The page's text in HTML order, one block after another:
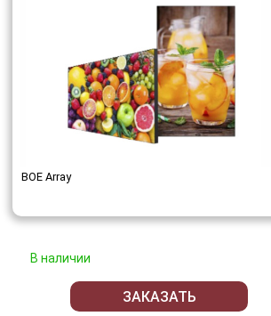
BOE Array
В наличии
ЗАКАЗАТЬ